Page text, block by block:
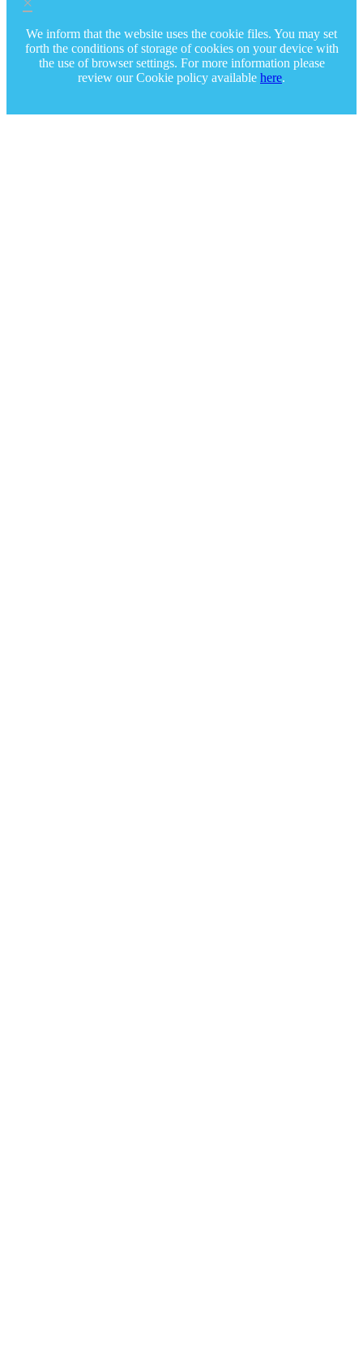
We inform that the website uses the cookie files. You may set
forth the conditions of storage of cookies on your device with
the use of browser settings. For more information please
review our Cookie policy available here.